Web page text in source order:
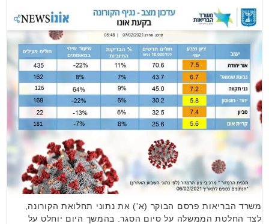
משרד הבריאות פרסם הבוקר (א') את נתוני תחלואת הקורונה,
לצד החלטת הממשלה על סיום הסגר. בהמשך היום יוחלט על